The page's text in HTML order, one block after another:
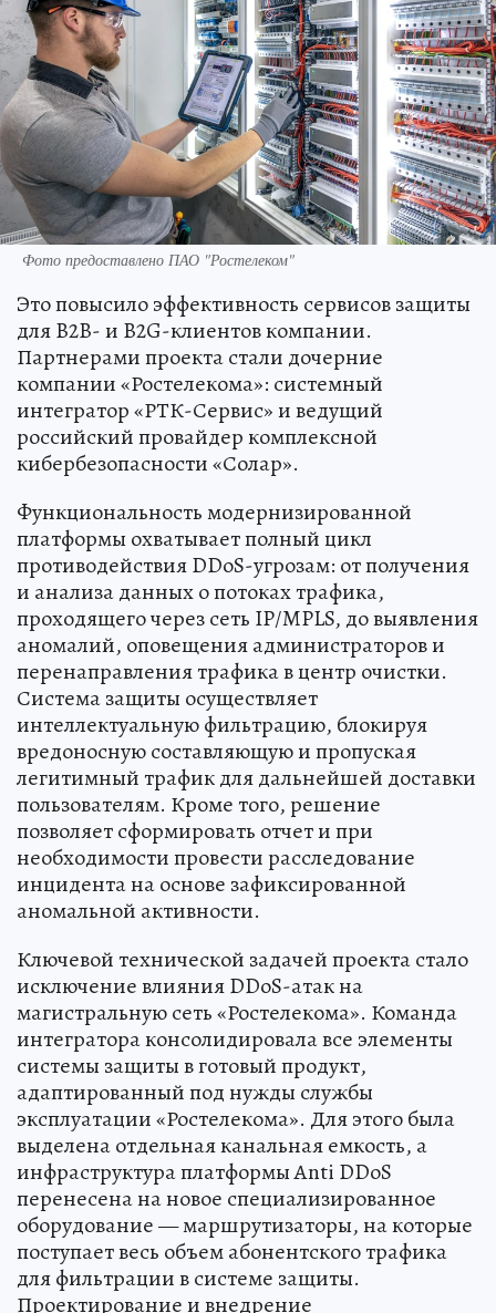
Фото предоставлено ПАО "Ростелеком"
Это повысило эффективность сервисов защиты
для B2B- и B2G-клиентов компании.
Партнерами проекта стали дочерние
компании «Ростелекома»: системный
интегратор «РТК-Сервис» и ведущий
российский провайдер комплексной
кибербезопасности «Солар».
Функциональность модернизированной
платформы охватывает полный цикл
противодействия DDoS-угрозам: от получения
и анализа данных о потоках трафика,
проходящего через сеть IP/MPLS, до выявления
аномалий, оповещения администраторов и
перенаправления трафика в центр очистки.
Система защиты осуществляет
интеллектуальную фильтрацию, блокируя
вредоносную составляющую и пропуская
легитимный трафик для дальнейшей доставки
пользователям. Кроме того, решение
позволяет сформировать отчет и при
необходимости провести расследование
инцидента на основе зафиксированной
аномальной активности.
Ключевой технической задачей проекта стало
исключение влияния DDoS-атак на
магистральную сеть «Ростелекома». Команда
интегратора консолидировала все элементы
системы защиты в готовый продукт,
адаптированный под нужды службы
эксплуатации «Ростелекома». Для этого была
выделена отдельная канальная емкость, а
инфраструктура платформы Anti DDoS
перенесена на новое специализированное
оборудование — маршрутизаторы, на которые
поступает весь объем абонентского трафика
для фильтрации в системе защиты.
Проектирование и внедрение